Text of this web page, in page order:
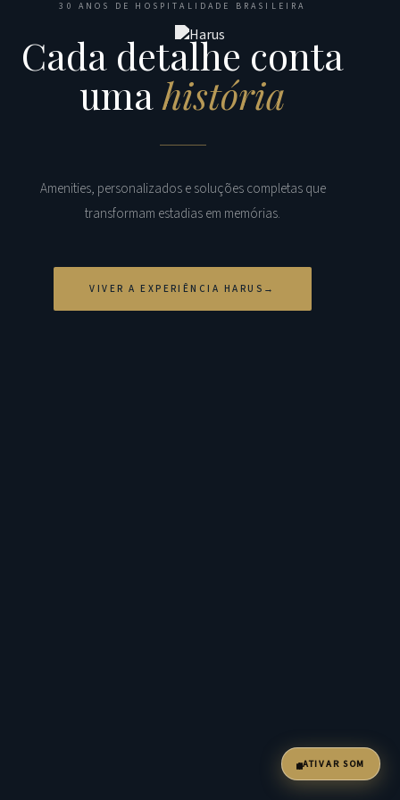
30 ANOS DE HOSPITALIDADE BRASILEIRA
Cada detalhe conta
umahistória
Amenities, personalizados e soluções completas que
transformam estadias em memórias.
VIVER A EXPERIÊNCIA HARUS
ATIVAR SOM